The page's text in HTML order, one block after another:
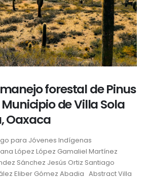
forestal de Pinus
de Villa Sola
Oaxaca
para Jóvenes Indígenas
López López Gamaliel Martínez
Sánchez Jesús Ortiz Santiago
Eliber Gómez Abadia Abstract Villa